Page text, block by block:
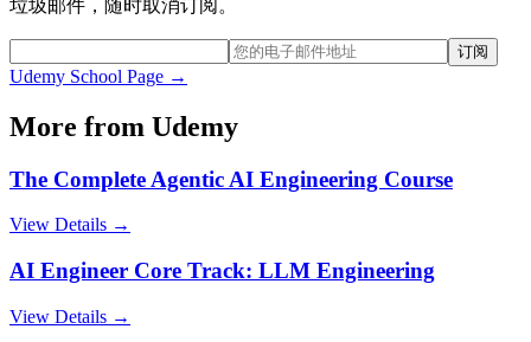
垃圾邮件，随时取消订阅。
订阅
Udemy School Page →
More from Udemy
The Complete Agentic AI Engineering Course
View Details →
AI Engineer Core Track: LLM Engineering
View Details →